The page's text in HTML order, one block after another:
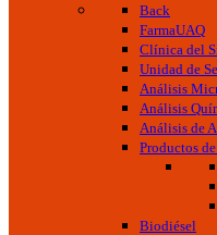
Back
FarmaUAQ
Clínica del
Unidad de
Análisis
Análisis
Análisis de
Productos
Biodiésel